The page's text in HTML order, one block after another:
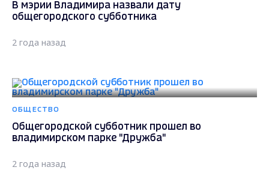
В мэрии Владимира назвали дату
общегородского субботника
2 года назад
ОБЩЕСТВО
Общегородской субботник прошел во
владимирском парке "Дружба"
2 года назад